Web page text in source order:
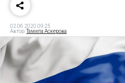
02.06.2020 09:25
Автор:Тамила Аскерова